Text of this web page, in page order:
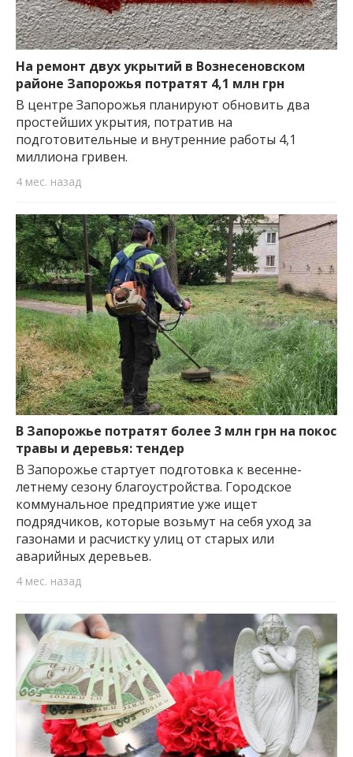
На ремонт двух укрытий в Вознесеновском
районе Запорожья потратят 4,1 млн грн
В центре Запорожья планируют обновить два
простейших укрытия, потратив на
подготовительные и внутренние работы 4,1
миллиона гривен.
4 мес. назад
В Запорожье потратят более 3 млн грн на покос
травы и деревья: тендер
В Запорожье стартует подготовка к весенне-
летнему сезону благоустройства. Городское
коммунальное предприятие уже ищет
подрядчиков, которые возьмут на себя уход за
газонами и расчистку улиц от старых или
аварийных деревьев.
4 мес. назад